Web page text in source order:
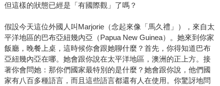
但這樣的狀態已經是「有國際觀」了嗎？
假設今天這位外國人叫Marjorie（念起來像「馬久禮」），來自太
平洋地區的巴布亞紐幾內亞（Papua New Guinea）。她來到你家
飯廳，晚餐上桌，這時候你會跟她聊什麼？首先，你得知道巴布
亞紐幾內亞在哪。她會跟你說在太平洋地區，澳洲的正上方。接
著你會問她：那你們國家最特別的是什麼？她會跟你說，他們國
家有八百多種語言，而且這些語言都還有人在使用。你驚訝地問